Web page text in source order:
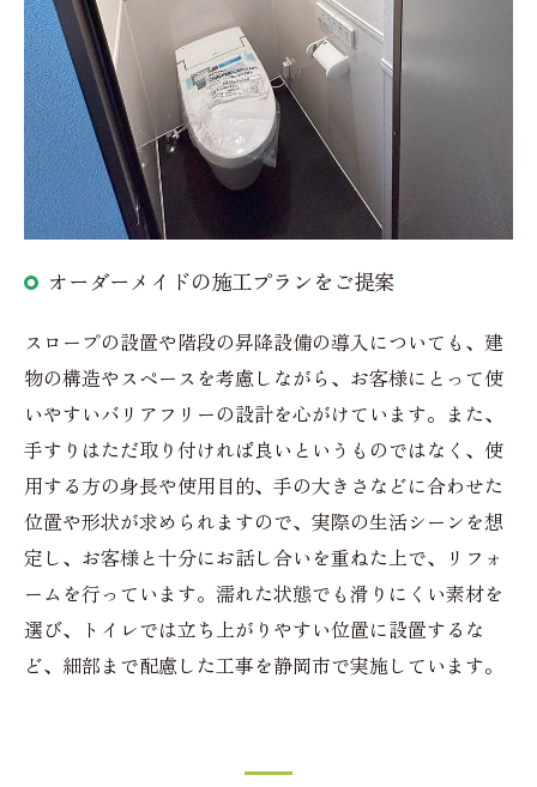
オーダーメイドの施工プランをご提案
スロープの設置や階段の昇降設備の導入についても、建
物の構造やスペースを考慮しながら、お客様にとって使
いやすいバリアフリーの設計を心がけています。また、
手すりはただ取り付ければ良いというものではなく、使
用する方の身長や使用目的、手の大きさなどに合わせた
位置や形状が求められますので、実際の生活シーンを想
定し、お客様と十分にお話し合いを重ねた上で、リフォ
ームを行っています。濡れた状態でも滑りにくい素材を
選び、トイレでは立ち上がりやすい位置に設置するな
ど、細部まで配慮した工事を静岡市で実施しています。